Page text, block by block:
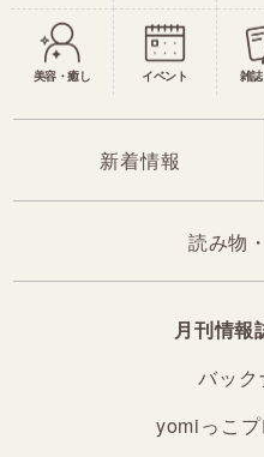
美容・癒し イベント 雑
新着情報
読み物
月刊情報
バック
yomiっこ